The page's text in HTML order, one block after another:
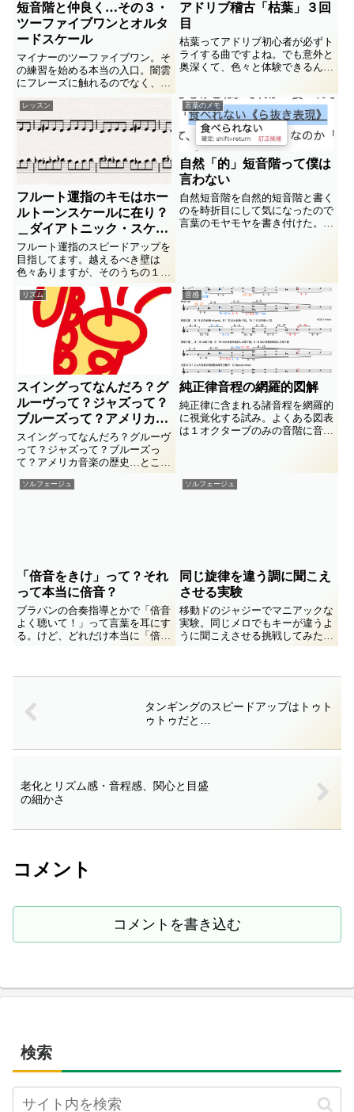
短音階と仲良く…その３・
ツーファイブワンとオルタ
ードスケール
マイナーのツーファイブワン。そ
の練習を始める本当の入口。闇雲
にフレーズに触れるのでなく、先
ずは仕組みを身体に染みこませま
しょう。オルタードスケールへの
導入でもあり。
アドリブ稽古「枯葉」３回
目
枯葉ってアドリブ初心者が必ずト
ライする曲ですよね。でも意外と
奥深くて、色々と体験できるんで
げる入口と思って覗いてみません
か？＿の３回目。
レッスン
フルート運指のキモはホー
ルトーンスケールに在り？
＿ダイアトニック・スケー
ルってどういうこと？
フルート運指のスピードアップを
目指してます。越えるべき壁は
色々ありますが、そのうちの１つ
の攻略法を組み立てました。つい
でに「ダイアトニック・スケー
ル」という言葉について、世の中
にありがちな誤解と思い込みを解
く説明にスペースを割きました。
言葉のメモ
自然「的」短音階って僕は
言わない
自然短音階を自然的短音階と書く
のを時折目にして気になったので
言葉のモヤモヤを書き付けた。コ
リズム
スイングってなんだろ？グ
ルーヴって？ジャズって？
ブルーズって？アメリカ音
楽の歴史…ところでR&B
って言葉は絶妙だな。
スイングってなんだろ？グルーヴ
って？ジャズって？ブルーズっ
て？アメリカ音楽の歴史…ところ
でR&Bって言葉は絶妙だな。そ
んなタイトルどおりな衝動的雑文
音感
純正律音程の網羅的図解
純正律に含まれる諸音程を網羅的
に視覚化する試み。よくある図表
は１オクターブのみの音階に音程
りに拡張することで、諸情報を混
乱なく見渡せるように工夫しまし
ソルフェージュ
「倍音をきけ」って？それ
って本当に倍音？
ブラバンの合奏指導とかで「倍音
よく聴いて！」って言葉を耳にす
る。けど、どれだけ本当に「倍
音」のことを言ってるのかな？本
ソルフェージュ
同じ旋律を違う調に聞こえ
させる実験
移動ドのジャジーでマニアックな
実験。同じメロでもキーが違うよ
うに聞こえさせる挑戦してみた。
なかなかムズいもんだな (^_^;
タンギングのスピードアップはトゥト
ゥトゥだと…
老化とリズム感・音程感、関心と目盛
の細かさ
コメント
コメントを書き込む
検索